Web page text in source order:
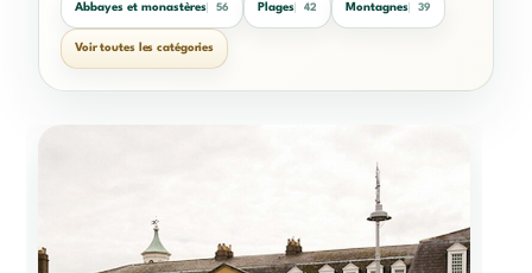
Abbayes et monastères 56 Plages 42 Montagnes 39
Voir toutes les catégories